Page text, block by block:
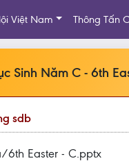
Việt Nam Thông Tấn
Sinh Năm C - 6th
sdb
Easter - C.pptx